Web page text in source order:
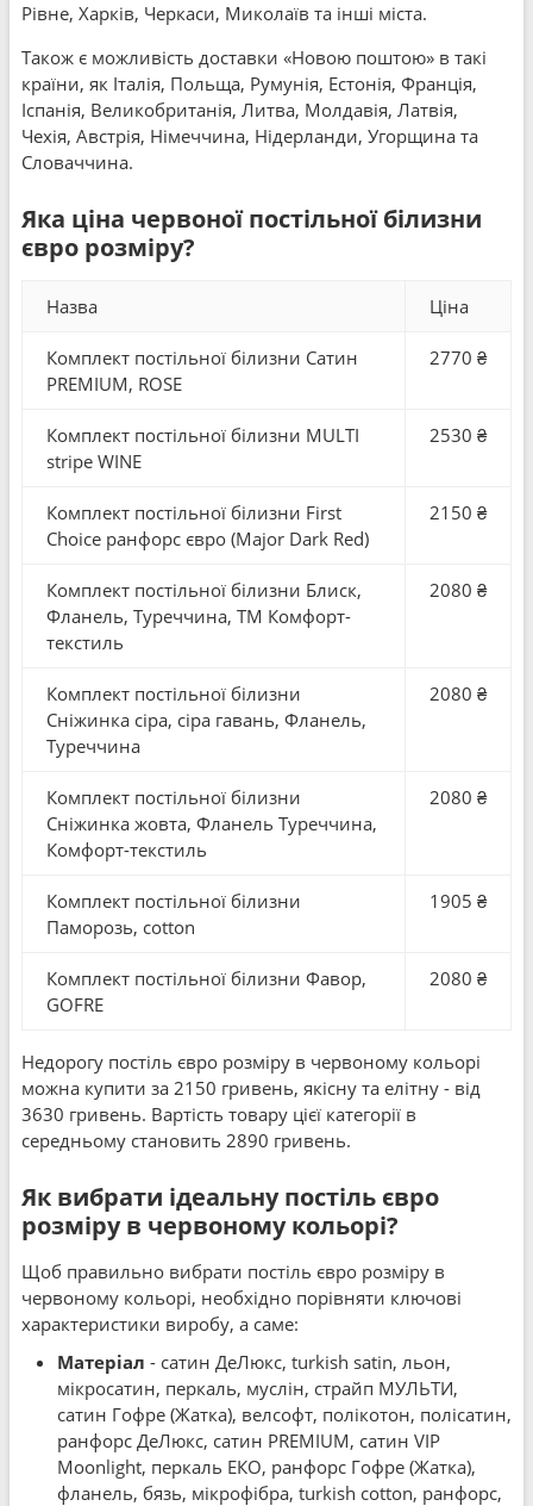
Рівне, Харків, Черкаси, Миколаїв та інші міста.
Також є можливість доставки «Новою поштою» в такі
країни, як Італія, Польща, Румунія, Естонія, Франція,
Іспанія, Великобританія, Литва, Молдавія, Латвія,
Чехія, Австрія, Німеччина, Нідерланди, Угорщина та
Словаччина.
Яка ціна червоної постільної білизни
євро розміру?
Назва Ціна
Комплект постільної білизни Сатин
PREMIUM, ROSE
2770 ₴
Комплект постільної білизни MULTI
stripe WINE
2530 ₴
Комплект постільної білизни First
Choice ранфорс євро (Major Dark Red)
2150 ₴
Комплект постільної білизни Блиск,
Фланель, Туреччина, ТМ Комфорт-
текстиль
2080 ₴
Комплект постільної білизни
Сніжинка сіра, сіра гавань, Фланель,
Туреччина
2080 ₴
Комплект постільної білизни
Сніжинка жовта, Фланель Туреччина,
Комфорт-текстиль
2080 ₴
Комплект постільної білизни
Паморозь, cotton
1905 ₴
Комплект постільної білизни Фавор,
GOFRE
2080 ₴
Недорогу постіль євро розміру в червоному кольорі
можна купити за 2150 гривень, якісну та елітну - від
3630 гривень. Вартість товару цієї категорії в
середньому становить 2890 гривень.
Як вибрати ідеальну постіль євро
розміру в червоному кольорі?
Щоб правильно вибрати постіль євро розміру в
червоному кольорі, необхідно порівняти ключові
характеристики виробу, а саме:
Матеріал - сатин ДеЛюкс, turkish satin, льон,
мікросатин, перкаль, муслін, страйп МУЛЬТИ,
сатин Гофре (Жатка), велсофт, полікотон, полісатин,
ранфорс ДеЛюкс, сатин PREMIUM, сатин VIP
Moonlight, перкаль ЕКО, ранфорс Гофре (Жатка),
фланель, бязь, мікрофібра, turkish cotton, ранфорс,